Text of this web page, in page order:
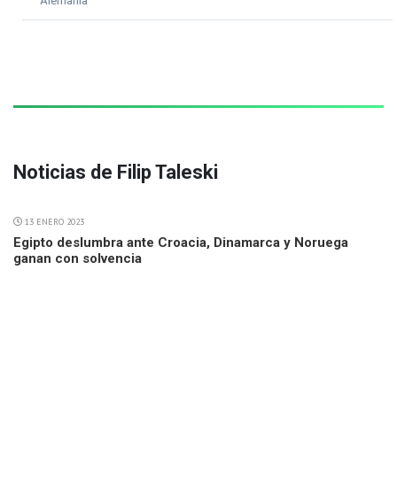
Noticias de Filip Taleski
13 ENERO 2023
Egipto deslumbra ante Croacia, Dinamarca y Noruega
ganan con solvencia